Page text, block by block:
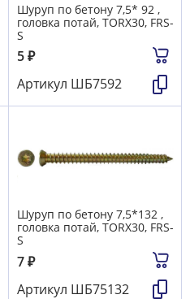
Шуруп по бетону 7,5* 92 ,
головка потай, TORX30, FRS-
S
5₽
Артикул ШБ7592
Шуруп по бетону 7,5*132 ,
головка потай, TORX30, FRS-
S
7₽
Артикул ШБ75132